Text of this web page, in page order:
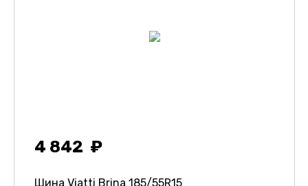
4 842
Шина Viatti Brina 185/55R15